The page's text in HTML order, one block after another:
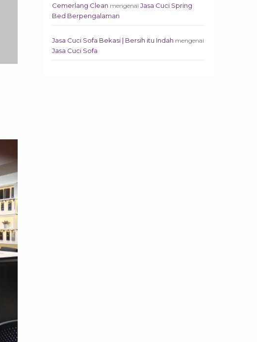
Cemerlang Clean mengenai Jasa Cuci Spring
Bed Berpengalaman
Jasa Cuci Sofa Bekasi | Bersih itu Indah mengenai
Jasa Cuci Sofa